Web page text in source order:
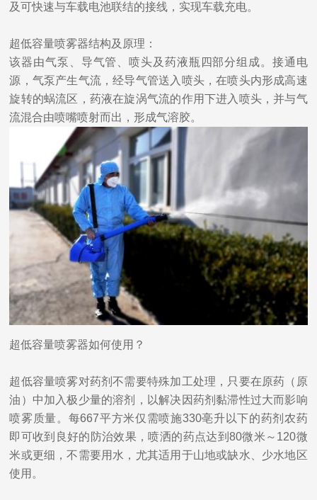
及可快速与车载电池联结的接线，实现车载充电。
超低容量喷雾器结构及原理：
该器由气泵、导气管、喷头及药液瓶四部分组成。接通电
源，气泵产生气流，经导气管送入喷头，在喷头内形成高速
旋转的蜗流区，药液在旋涡气流的作用下进入喷头，并与气
流混合由喷嘴喷射而出，形成气溶胶。
超低容量喷雾器如何使用？
超低容量喷雾对药剂不需要特殊加工处理，只要在原药（原
油）中加入极少量的溶剂，以解决因药剂黏滞性过大而影响
喷雾质量。每667平方米仅需喷施330亳升以下的药剂农药
即可收到良好的防治效果，喷洒的药点达到80微米～120微
米或更细，不需要用水，尤其适用于山地或缺水、少水地区
使用。